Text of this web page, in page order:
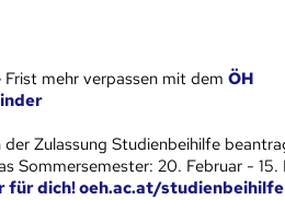
Frist mehr verpassen mit demÖH
der Zulassung Studienbeihilfe
Sommersemester: 20. Februar - 15.
für dich! oeh.ac.at/studienbeihilfe